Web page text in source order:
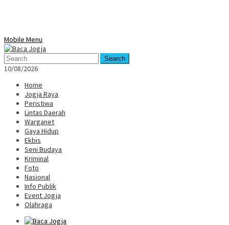
Mobile Menu
Search
10/08/2026
Home
Jogja Raya
Peristiwa
Lintas Daerah
Warganet
Gaya Hidup
Ekbis
Seni Budaya
Kriminal
Foto
Nasional
Info Publik
Event Jogja
Olahraga